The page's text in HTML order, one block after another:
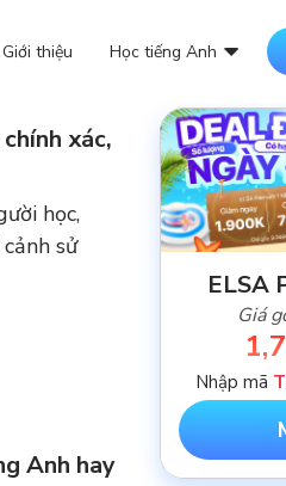
Giới thiệu Học tiếng Anh
xác,
học,
sử
Anh hay
NỘI
ELSA
Giá
Nhập mã